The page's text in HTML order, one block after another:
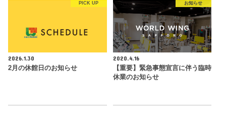
PICK UP
2026.1.30
2月の休館日のお知らせ
お知らせ
2020.4.16
【重要】緊急事態宣言に伴う臨時
休業のお知らせ